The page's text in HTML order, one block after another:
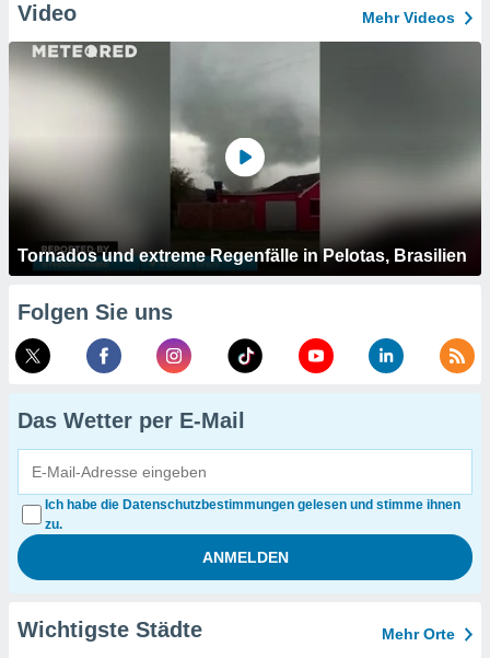
Video Mehr Videos
Tornados und extreme Regenfälle in Pelotas, Brasilien
Folgen Sie uns
Das Wetter per E-Mail
Ich habe die Datenschutzbestimmungen gelesen und stimme ihnen
zu.
Wichtigste Städte Mehr Orte